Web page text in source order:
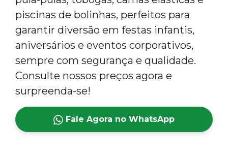
piscinas de bolinhas, perfeitos para
garantir diversão em festas infantis,
aniversários e eventos corporativos,
sempre com segurança e qualidade.
Consulte nossos preços agora e
surpreenda-se!
Fale Agora no WhatsApp